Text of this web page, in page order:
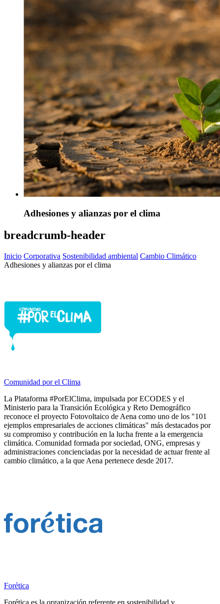
Adhesiones y alianzas por el clima
breadcrumb-header
Inicio Corporativa Sostenibilidad ambiental Cambio Climático
Adhesiones y alianzas por el clima
Comunidad por el Clima
La Plataforma #PorElClima, impulsada por ECODES y el
Ministerio para la Transición Ecológica y Reto Demográfico
reconoce el proyecto Fotovoltaico de Aena como uno de los "101
ejemplos empresariales de acciones climáticas" más destacados por
su compromiso y contribución en la lucha frente a la emergencia
climática. Comunidad formada por sociedad, ONG, empresas y
administraciones concienciadas por la necesidad de actuar frente al
cambio climático, a la que Aena pertenece desde 2017.
Forética
Forética es la organización referente en sostenibilidad y